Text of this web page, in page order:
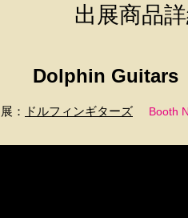
出展商品
Dolphin Guitars
： ドルフィンギターズ Booth